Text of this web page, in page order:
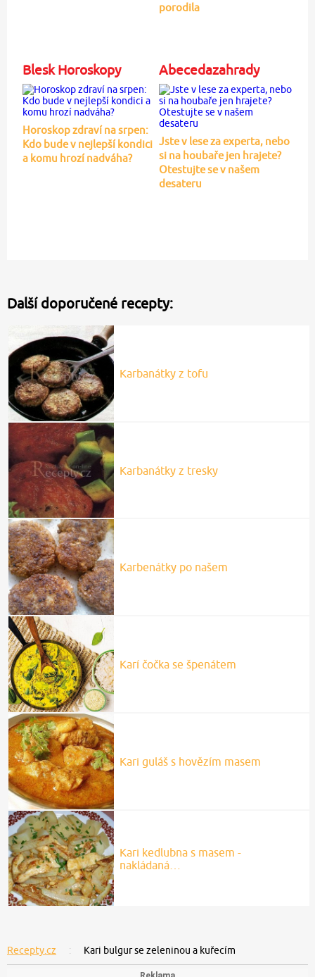
porodila
Blesk Horoskopy
Horoskop zdraví na srpen:
Kdo bude v nejlepší kondici
a komu hrozí nadváha?
Abecedazahrady
Jste v lese za experta, nebo
si na houbaře jen hrajete?
Otestujte se v našem
desateru
Další doporučené recepty:
Karbanátky z tofu
Karbanátky z tresky
Karbenátky po našem
Karí čočka se špenátem
Kari guláš s hovězím masem
Kari kedlubna s masem -
nakládaná…
Recepty.cz Kari bulgur se zeleninou a kuřecím